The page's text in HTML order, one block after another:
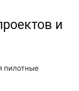
и
пилотные